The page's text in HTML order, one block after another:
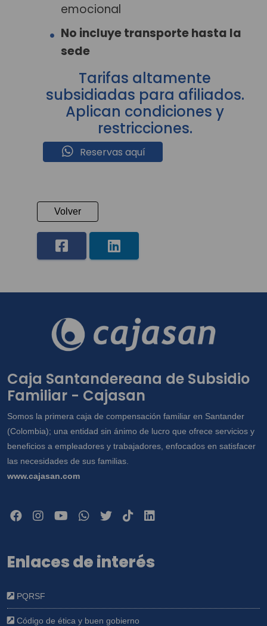
emocional
No incluye transporte hasta la
sede
Tarifas altamente
subsidiadas para afiliados.
Aplican condiciones y
restricciones.
Reservas aquí
Volver
Caja Santandereana de Subsidio
Familiar - Cajasan
Somos la primera caja de compensación familiar en Santander
(Colombia); una entidad sin ánimo de lucro que ofrece servicios y
beneficios a empleadores y trabajadores, enfocados en satisfacer
las necesidades de sus familias.
www.cajasan.com
Enlaces de interés
PQRSF
Código de ética y buen gobierno